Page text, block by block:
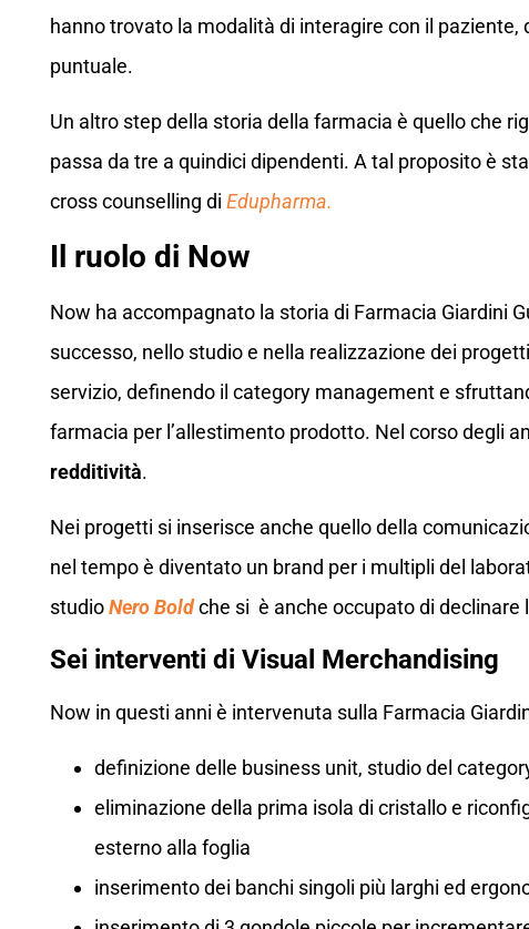
hanno trovato la modalità di interagire con il
puntuale.
Un altro step della storia della farmacia è quello che
passa da tre a quindici dipendenti. A tal proposito è
cross counselling di Edupharma.
Il ruolo di Now
Now ha accompagnato la storia di Farmacia Giardini
successo, nello studio e nella realizzazione dei
servizio, definendo il category management e
farmacia per l’allestimento prodotto. Nel corso degli
redditività.
Nei progetti si inserisce anche quello della
nel tempo è diventato un brand per i multipli del
studioNero Boldche si è anche occupato di declinare
Sei interventi di Visual Merchandising
Now in questi anni è intervenuta sulla Farmacia
definizione delle business unit, studio del
eliminazione della prima isola di cristallo e
esterno alla foglia
inserimento dei banchi singoli più larghi ed